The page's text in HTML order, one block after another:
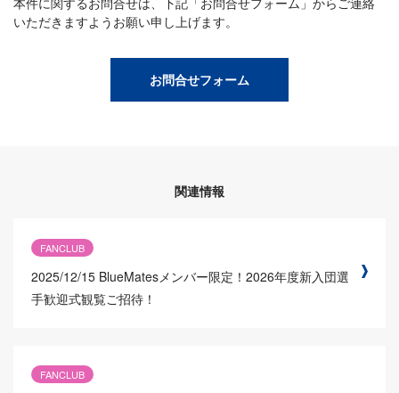
いただきますようお願い申し上げます。
お問合せフォーム
関連情報
FANCLUB
2025/12/15 BlueMatesメンバー限定！2026年度新入団選
手歓迎式観覧ご招待！
FANCLUB